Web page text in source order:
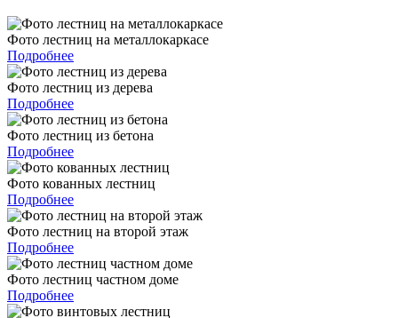
Фото лестниц на металлокаркасе
Подробнее
Фото лестниц из дерева
Подробнее
Фото лестниц из бетона
Подробнее
Фото кованных лестниц
Подробнее
Фото лестниц на второй этаж
Подробнее
Фото лестниц частном доме
Подробнее